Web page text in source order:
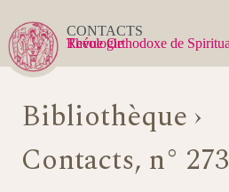
contenu
CONTACTS
Revue Orthodoxe de Spiritualité et de Théologie
Bibliothèque ›
Contacts, n° 273